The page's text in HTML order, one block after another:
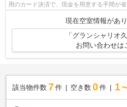
用のカード決済で、現金を用意する手間が
ある、魅力的な立地の物件です◎味わい深...
現在空室情報があり
「グランシャリオ
お問い合わせは
該当物件数 7件 空き数 0 件 1